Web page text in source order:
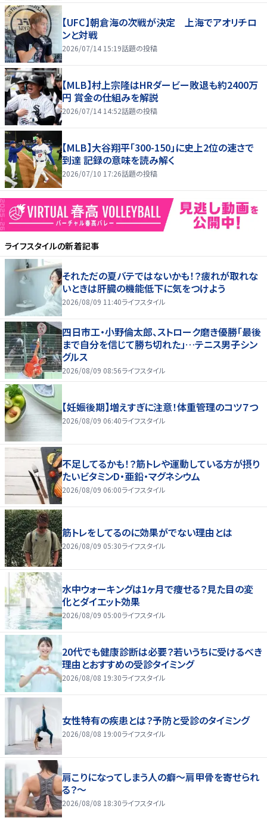
【UFC】朝倉海の次戦が決定 上海でアオリチロ
ンと対戦
2026/07/14 15:19話題の投稿
【MLB】村上宗隆はHRダービー敗退も約2400万
円 賞金の仕組みを解説
2026/07/14 14:52話題の投稿
【MLB】大谷翔平「300-150」に史上2位の速さで
到達 記録の意味を読み解く
2026/07/10 17:26話題の投稿
ライフスタイルの新着記事
それただの夏バテではないかも！？疲れが取れな
いときは肝臓の機能低下に気をつけよう
2026/08/09 11:40ライフスタイル
四日市工・小野倫太郎、ストローク磨き優勝「最後
まで自分を信じて勝ち切れた」…テニス男子シン
グルス
2026/08/09 08:56ライフスタイル
【妊娠後期】増えすぎに注意！体重管理のコツ７つ
2026/08/09 06:40ライフスタイル
不足してるかも！？筋トレや運動している方が摂り
たいビタミンD・亜鉛・マグネシウム
2026/08/09 06:00ライフスタイル
筋トレをしてるのに効果がでない理由とは
2026/08/09 05:30ライフスタイル
水中ウォーキングは1ヶ月で痩せる？見た目の変
化とダイエット効果
2026/08/09 05:00ライフスタイル
20代でも健康診断は必要？若いうちに受けるべき
理由とおすすめの受診タイミング
2026/08/08 19:30ライフスタイル
女性特有の疾患とは？予防と受診のタイミング
2026/08/08 19:00ライフスタイル
肩こりになってしまう人の癖～肩甲骨を寄せられ
る？～
2026/08/08 18:30ライフスタイル